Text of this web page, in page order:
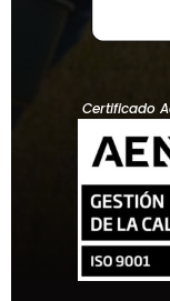
Certificado